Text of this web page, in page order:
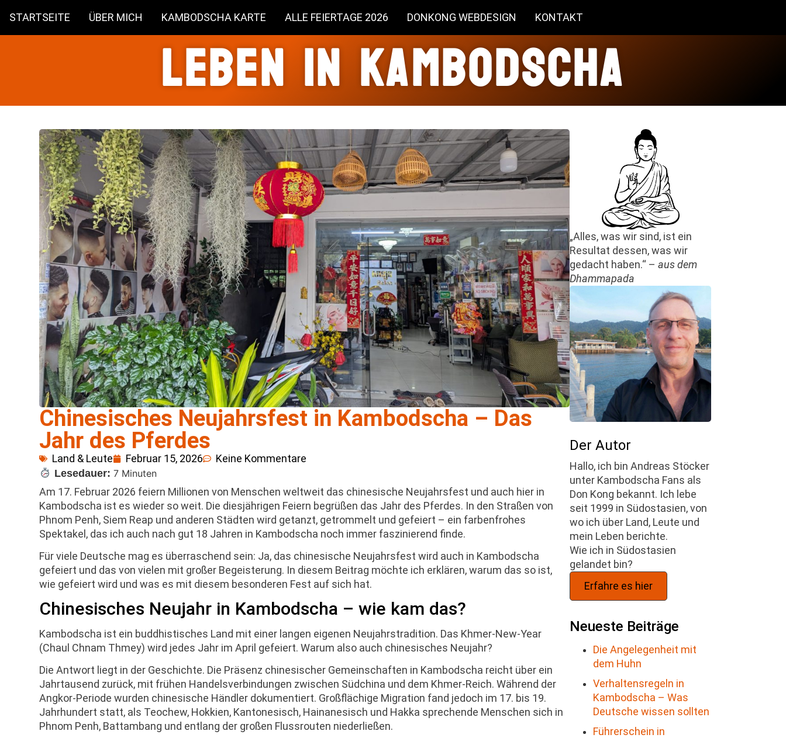
STARTSEITE ÜBER MICH KAMBODSCHA KARTE ALLE FEIERTAGE 2026 DONKONG WEBDESIGN KONTAKT
Leben in Kambodscha
Chinesisches Neujahrsfest in Kambodscha – Das
Jahr des Pferdes
Land & Leute Februar 15, 2026 Keine Kommentare
Lesedauer: 7 Minuten
Am 17. Februar 2026 feiern Millionen von Menschen weltweit das chinesische Neujahrsfest und auch hier in
Kambodscha ist es wieder so weit. Die diesjährigen Feiern begrüßen das Jahr des Pferdes. In den Straßen von
Phnom Penh, Siem Reap und anderen Städten wird getanzt, getrommelt und gefeiert – ein farbenfrohes
Spektakel, das ich auch nach gut 18 Jahren in Kambodscha noch immer faszinierend finde.
Für viele Deutsche mag es überraschend sein: Ja, das chinesische Neujahrsfest wird auch in Kambodscha
gefeiert und das von vielen mit großer Begeisterung. In diesem Beitrag möchte ich erklären, warum das so ist,
wie gefeiert wird und was es mit diesem besonderen Fest auf sich hat.
Chinesisches Neujahr in Kambodscha – wie kam das?
Kambodscha ist ein buddhistisches Land mit einer langen eigenen Neujahrstradition. Das Khmer-New-Year
(Chaul Chnam Thmey) wird jedes Jahr im April gefeiert. Warum also auch chinesisches Neujahr?
Die Antwort liegt in der Geschichte. Die Präsenz chinesischer Gemeinschaften in Kambodscha reicht über ein
Jahrtausend zurück, mit frühen Handelsverbindungen zwischen Südchina und dem Khmer-Reich. Während der
Angkor-Periode wurden chinesische Händler dokumentiert. Großflächige Migration fand jedoch im 17. bis 19.
Jahrhundert statt, als Teochew, Hokkien, Kantonesisch, Hainanesisch und Hakka sprechende Menschen sich in
Phnom Penh, Battambang und entlang der großen Flussrouten niederließen.
„Alles, was wir sind, ist ein
Resultat dessen, was wir
gedacht haben.“ –aus dem
Dhammapada
Der Autor
Hallo, ich bin Andreas Stöcker
unter Kambodscha Fans als
Don Kong bekannt. Ich lebe
seit 1999 in Südostasien, von
wo ich über Land, Leute und
mein Leben berichte.
Wie ich in Südostasien
gelandet bin?
Erfahre es hier
Neueste Beiträge
Die Angelegenheit mit
dem Huhn
Verhaltensregeln in
Kambodscha – Was
Deutsche wissen sollten
Führerschein in